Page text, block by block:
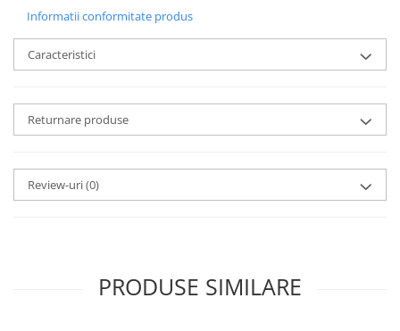
Informatii conformitate produs
Caracteristici
Returnare produse
Review-uri(0)
PRODUSE SIMILARE